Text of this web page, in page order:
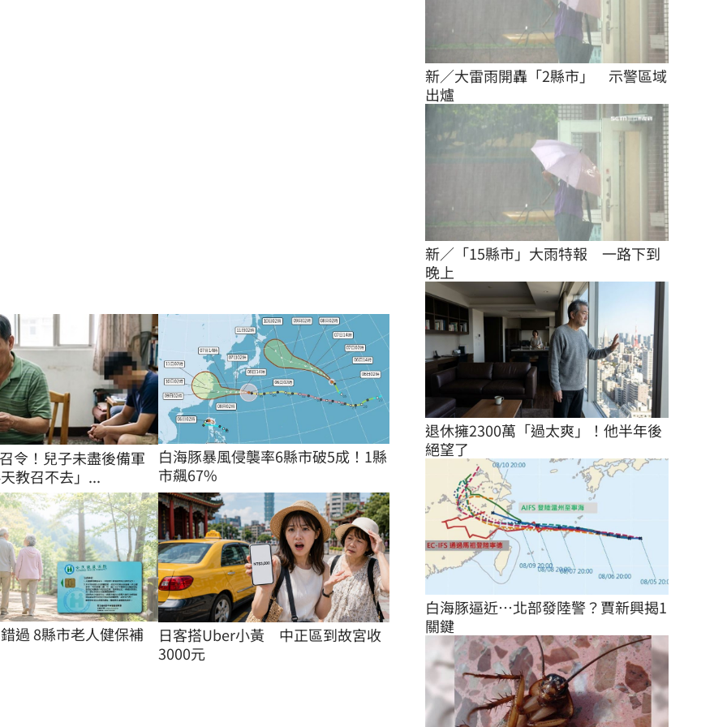
令！兒子未盡後備軍
教召不去」...
白海豚暴風侵襲率6縣市破5成！1縣
市飆67%
過 8縣市老人健保補
日客搭Uber小黃　中正區到故宮收
3000元
新／大雷雨開轟「2縣市」　示警區域
出爐
新／「15縣市」大雨特報　一路下到
晚上
退休擁2300萬「過太爽」！他半年後
絕望了
白海豚逼近…北部發陸警？賈新興揭1
關鍵